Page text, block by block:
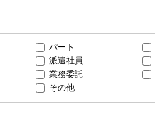
パート
派遣社員
業務委託
その他